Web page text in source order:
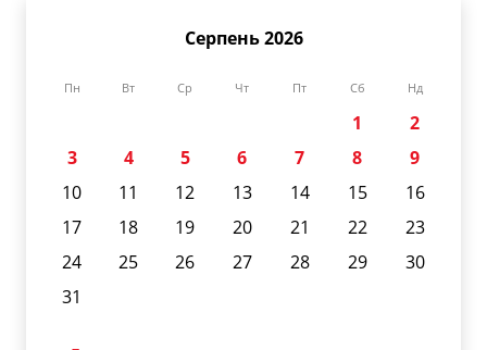
Серпень 2026
Пн Вт Ср Чт Пт Сб Нд
1
2
3
4 5 6 7 8
9
10
11 12 13 14 15
16
17
18 19 20 21 22
23
24
25 26 27 28 29
30
31